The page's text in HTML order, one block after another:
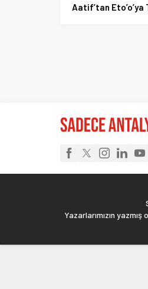
Aatif’tan Eto’o’ya
Yazarlarımızın